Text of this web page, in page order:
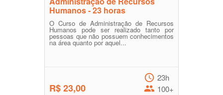
Humanos - 23 horas
O Curso de Administração de Recursos
Humanos pode ser realizado tanto por
pessoas que não possuem conhecimentos
na área quanto por aquel...
R$ 23,00
23h
100+